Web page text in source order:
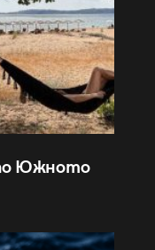
Южното